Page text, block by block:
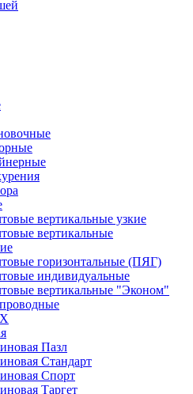
вертикальные узкие
вертикальные
горизонтальные (ПЯГ)
индивидуальные
вертикальные "Эконом"
Пазл
Стандарт
Спорт
Таргет